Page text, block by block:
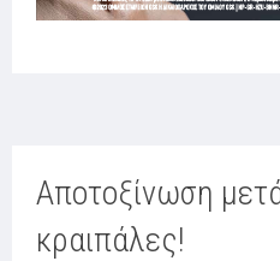
Αποτοξίνωση
κραιπάλες!